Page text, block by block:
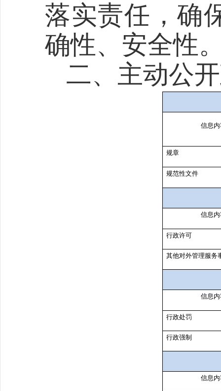
落实责任，确
确性、安全性
二、主动公
信息内
规章
规范性文件
信息内
行政许可
其他对外管理服务
信息内
行政处罚
行政强制
信息内